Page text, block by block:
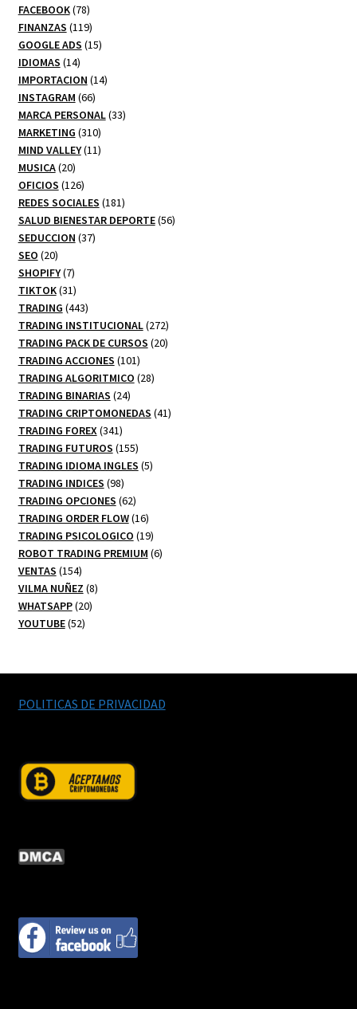
FACEBOOK 7878
productos
FINANZAS 119119
productos
GOOGLE ADS 1515
IDIOMAS 1414
productos
IMPORTACION 1414
INSTAGRAM 6666
productos
MARCA PERSONAL 3333
MARKETING 310310
productos
MIND VALLEY 1111
MUSICA 2020
productos
OFICIOS 126126
productos
REDES SOCIALES 181181
productos
SALUD BIENESTAR DEPORTE 5656
SEDUCCION 3737
SEO 2020
productos
SHOPIFY 77
productos
TIKTOK 3131
productos
TRADING 443443
productos
TRADING INSTITUCIONAL 272272
productos
TRADING PACK DE CURSOS 2020
TRADING ACCIONES 101101
productos
TRADING ALGORITMICO 2828
TRADING BINARIAS 2424
productos
TRADING CRIPTOMONEDAS 4141
TRADING FOREX 341341
productos
TRADING FUTUROS 155155
productos
TRADING IDIOMA INGLES 55
TRADING INDICES 9898
productos
TRADING OPCIONES 6262
productos
TRADING ORDER FLOW 1616
productos
TRADING PSICOLOGICO 1919
productos
ROBOT TRADING PREMIUM 66
VENTAS 154154
productos
VILMA NUÑEZ 88
WHATSAPP 2020
YOUTUBE 5252
POLITICAS DE PRIVACIDAD